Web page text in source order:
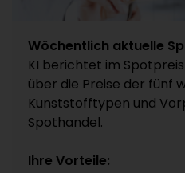
Wöchentlich aktuelle
KI berichtet im
über die Preise der fünf
Kunststofftypen und
Spothandel.
Ihre Vorteile: